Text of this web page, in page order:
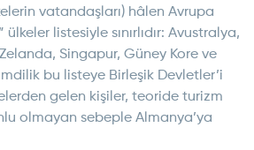
vatandaşları) hâlen Avrupa
ülkeler listesiyle sınırlıdır: Avustralya,
Singapur, Güney Kore ve
bu listeye Birleşik Devletler’i
gelen kişiler, teoride turizm
olmayan sebeple Almanya’ya